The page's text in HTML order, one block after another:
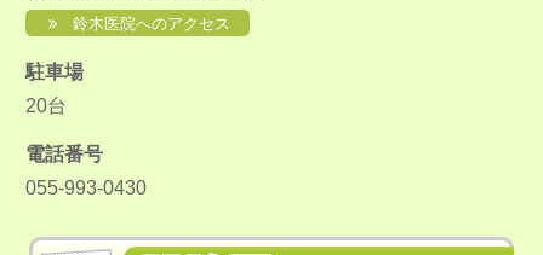
鈴木医院へのアクセス
駐車場
20台
電話番号
055-993-0430